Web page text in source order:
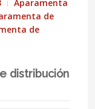
Aparamenta
de
de
distribución